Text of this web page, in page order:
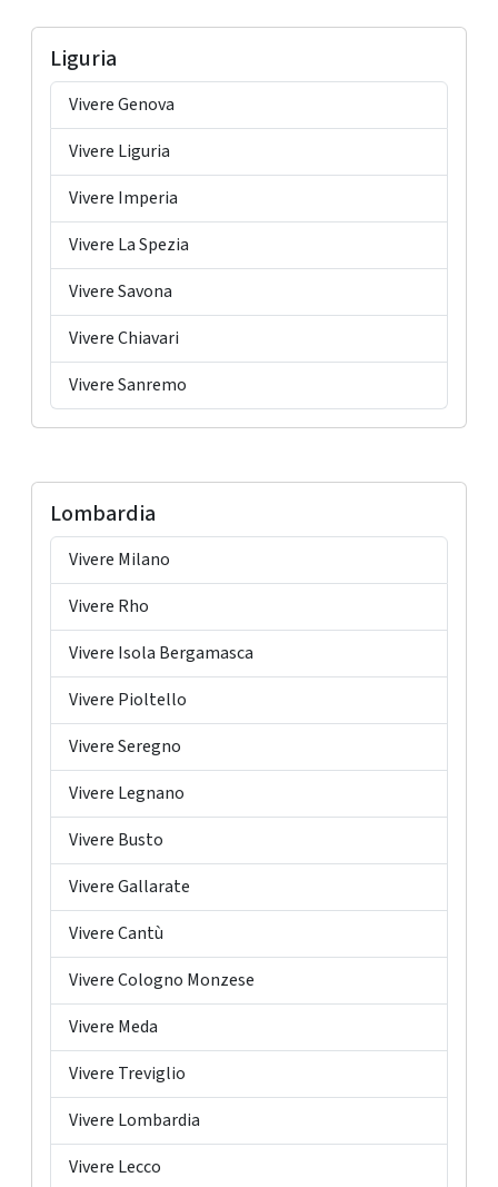
Liguria
Vivere Genova
Vivere Liguria
Vivere Imperia
Vivere La Spezia
Vivere Savona
Vivere Chiavari
Vivere Sanremo
Lombardia
Vivere Milano
Vivere Rho
Vivere Isola Bergamasca
Vivere Pioltello
Vivere Seregno
Vivere Legnano
Vivere Busto
Vivere Gallarate
Vivere Cantù
Vivere Cologno Monzese
Vivere Meda
Vivere Treviglio
Vivere Lombardia
Vivere Lecco